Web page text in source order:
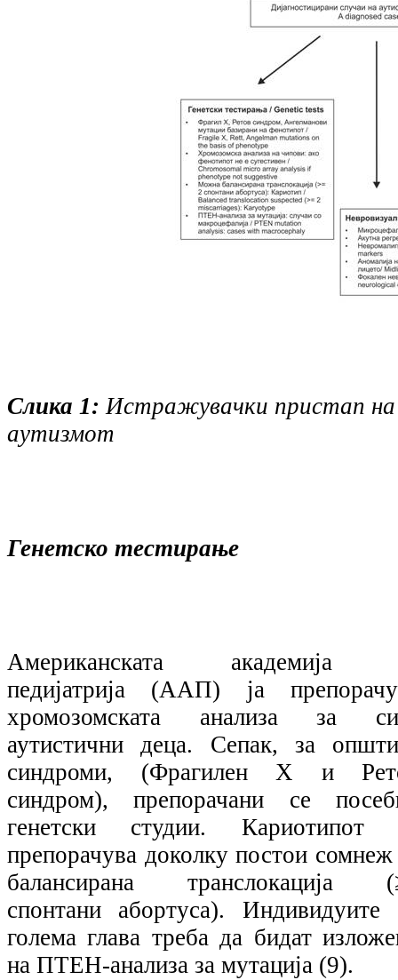
Слика 1:Истражувачки пристап на
аутизмот
Генетско тестирање
Американската академија
педијатрија (ААП) ја
хромозомската анализа за
аутистични деца. Сепак, за
синдроми, (Фрагилен Х и
синдром), препорачани се
генетски студии. Кариотипот
препорачува доколку постои сомнеж
балансирана транслокација
спонтани абортуса). Индивидуите
голема глава треба да бидат
на ПТЕН-анализа за мутација (9).